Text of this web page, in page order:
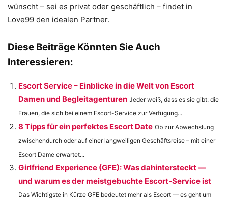
wünscht – sei es privat oder geschäftlich – findet in
Love99 den idealen Partner.
Diese Beiträge Könnten Sie Auch
Interessieren:
Escort Service – Einblicke in die Welt von Escort
Damen und Begleitagenturen Jeder weiß, dass es sie gibt: die
Frauen, die sich bei einem Escort-Service zur Verfügung...
8 Tipps für ein perfektes Escort Date Ob zur Abwechslung
zwischendurch oder auf einer langweiligen Geschäftsreise – mit einer
Escort Dame erwartet...
Girlfriend Experience (GFE): Was dahintersteckt —
und warum es der meistgebuchte Escort-Service ist
Das Wichtigste in Kürze GFE bedeutet mehr als Escort — es geht um